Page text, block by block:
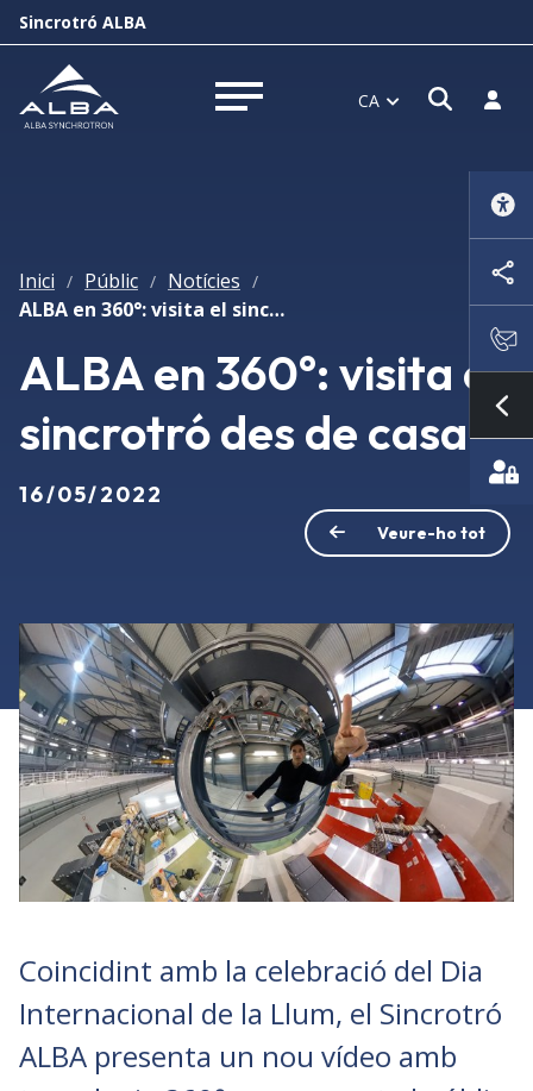
Sincrotró ALBA
Obrir menú CA Obrir
Inici / Públic / Notícies /
ALBA en 360°: visita el sincrotró des de casa
ALBA en 360°: visita el
sincrotró des de casa
16/05/2022
Veure-ho tot
Coincidint amb la celebració del Dia
Internacional de la Llum, el Sincrotró
ALBA presenta un nou vídeo amb